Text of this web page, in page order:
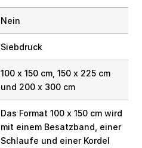
Nein
Siebdruck
100 x 150 cm, 150 x 225 cm
und 200 x 300 cm
Das Format 100 x 150 cm wird
mit einem Besatzband, einer
Schlaufe und einer Kordel